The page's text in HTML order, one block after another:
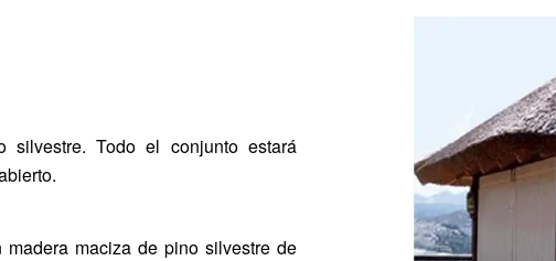
silvestre. Todo el conjunto estará
maciza de pino silvestre de